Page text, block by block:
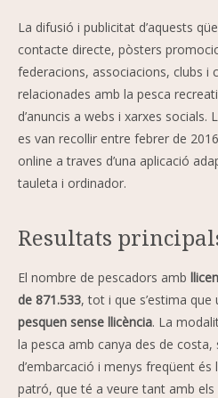
La difusió i publicitat d’aquests
contacte directe, pòsters
federacions, associacions, clubs i
relacionades amb la pesca
d’anuncis a webs i xarxes
es van recollir entre febrer de
online a traves d’una aplicació
tauleta i ordinador.
Resultats
El nombre de pescadors amb
de 871.533, tot i que s’estima que
pesquen sense llicència. La
la pesca amb canya des de costa,
d’embarcació i menys freqüent
patró, que té a veure tant amb